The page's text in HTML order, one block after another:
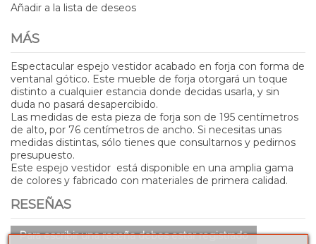
Añadir a la lista de deseos
MÁS
Espectacular espejo vestidor acabado en forja con forma de
ventanal gótico. Este mueble de forja otorgará un toque
distinto a cualquier estancia donde decidas usarla, y sin
duda no pasará desapercibido.
Las medidas de esta pieza de forja son de 195 centímetros
de alto, por 76 centímetros de ancho. Si necesitas unas
medidas distintas, sólo tienes que consultarnos y pedirnos
presupuesto.
Este espejo vestidor está disponible en una amplia gama
de colores y fabricado con materiales de primera calidad.
RESEÑAS
Para escribir una reseña debes estar registrado